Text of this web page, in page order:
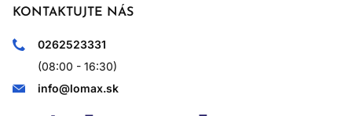
KONTAKTUJTE NÁS
0262523331
(08:00 - 16:30)
info@lomax.sk